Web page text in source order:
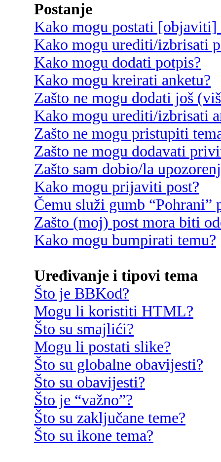
Postanje
Kako mogu postati [objaviti]
Kako mogu urediti/izbrisati
Kako mogu dodati potpis?
Kako mogu kreirati anketu?
Zašto ne mogu dodati još
Kako mogu urediti/izbrisati
Zašto ne mogu pristupiti
Zašto ne mogu dodavati
Zašto sam dobio/la
Kako mogu prijaviti post?
Čemu služi gumb
Zašto (moj) post mora biti
Kako mogu bumpirati temu?
Uređivanje i tipovi tema
Što je BBKod?
Mogu li koristiti HTML?
Što su smajlići?
Mogu li postati slike?
Što su globalne obavijesti?
Što su obavijesti?
Što je “važno”?
Što su zaključane teme?
Što su ikone tema?